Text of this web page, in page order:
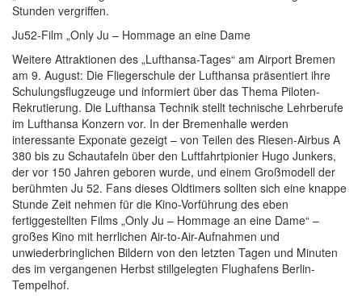
Stunden vergriffen.
Ju52-Film „Only Ju – Hommage an eine Dame
Weitere Attraktionen des „Lufthansa-Tages“ am Airport Bremen
am 9. August: Die Fliegerschule der Lufthansa präsentiert ihre
Schulungsflugzeuge und informiert über das Thema Piloten-
Rekrutierung. Die Lufthansa Technik stellt technische Lehrberufe
im Lufthansa Konzern vor. In der Bremenhalle werden
interessante Exponate gezeigt – von Teilen des Riesen-Airbus A
380 bis zu Schautafeln über den Luftfahrtpionier Hugo Junkers,
der vor 150 Jahren geboren wurde, und einem Großmodell der
berühmten Ju 52. Fans dieses Oldtimers sollten sich eine knappe
Stunde Zeit nehmen für die Kino-Vorführung des eben
fertiggestellten Films „Only Ju – Hommage an eine Dame“ –
großes Kino mit herrlichen Air-to-Air-Aufnahmen und
unwiederbringlichen Bildern von den letzten Tagen und Minuten
des im vergangenen Herbst stillgelegten Flughafens Berlin-
Tempelhof.